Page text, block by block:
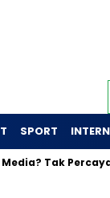
SPORT
Percaya Diri